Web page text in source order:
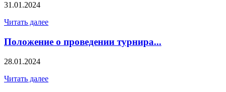
31.01.2024
Читать далее
Положение о проведении турнира...
28.01.2024
Читать далее